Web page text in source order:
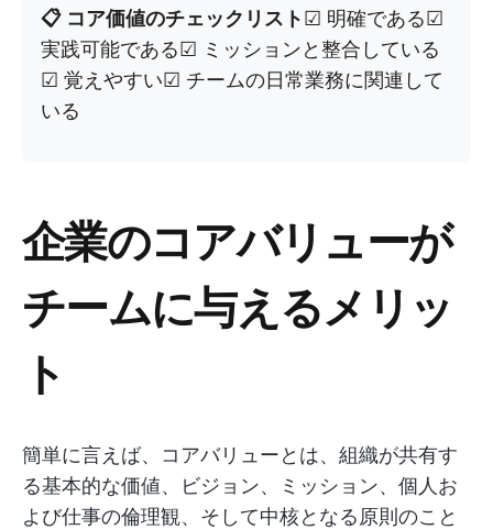
📋 コア価値のチェックリスト☑ 明確である☑
実践可能である☑ ミッションと整合している
☑ 覚えやすい☑ チームの日常業務に関連して
いる
企業のコアバリューが
チームに与えるメリッ
ト
簡単に言えば、コアバリューとは、組織が共有す
る基本的な価値、ビジョン、ミッション、個人お
よび仕事の倫理観、そして中核となる原則のこと